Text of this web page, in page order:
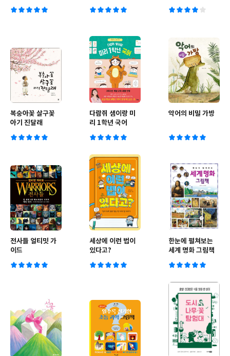
복숭아꽃 살구꽃
아기 진달래
다람쥐 샘이랑 미
리 1학년 국어
악어의 비밀 가방
전사들 얼티밋 가
이드
세상에 이런 법이
있다고?
한눈에 펼쳐보는
세계 명화 그림책